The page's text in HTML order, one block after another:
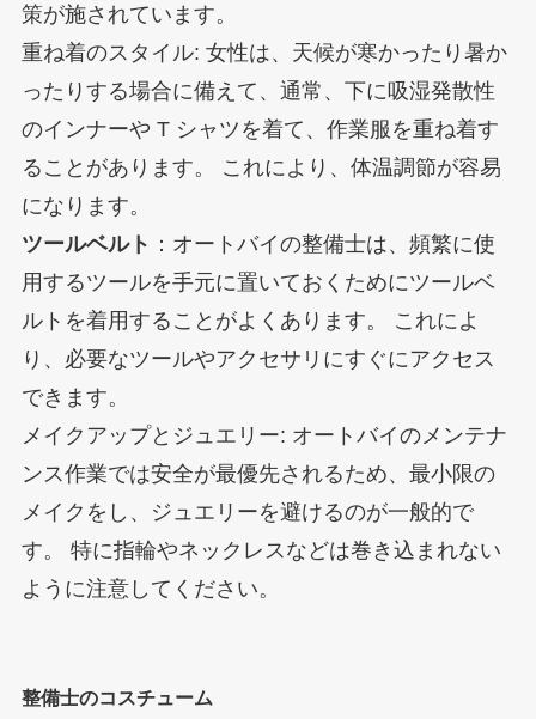
策が施されています。
重ね着のスタイル: 女性は、天候が寒かったり暑か
ったりする場合に備えて、通常、下に吸湿発散性
のインナーや T シャツを着て、作業服を重ね着す
ることがあります。 これにより、体温調節が容易
になります。
ツールベルト ：オートバイの整備士は、頻繁に使
用するツールを手元に置いておくためにツールベ
ルトを着用することがよくあります。 これによ
り、必要なツールやアクセサリにすぐにアクセス
できます。
メイクアップとジュエリー: オートバイのメンテナ
ンス作業では安全が最優先されるため、最小限の
メイクをし、ジュエリーを避けるのが一般的で
す。 特に指輪やネックレスなどは巻き込まれない
ように注意してください。
整備士のコスチューム